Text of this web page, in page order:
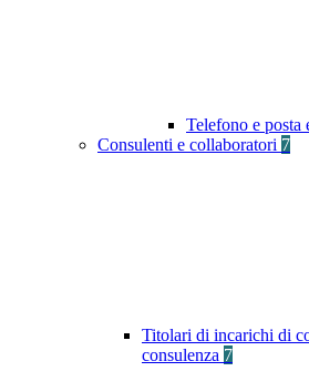
Telefono e posta
Consulenti e collaboratori 7
Titolari di incarichi di
consulenza 7